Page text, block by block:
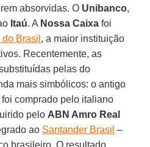
absorvidas. O Unibanco,
Itaú. A Nossa Caixa foi
Brasil , a maior instituição
Recentemente, as
pelas do
mais simbólicos: o antigo
foi comprado pelo italiano
pelo ABN Amro Real
ao Santander Brasil –
brasileiro. O resultado